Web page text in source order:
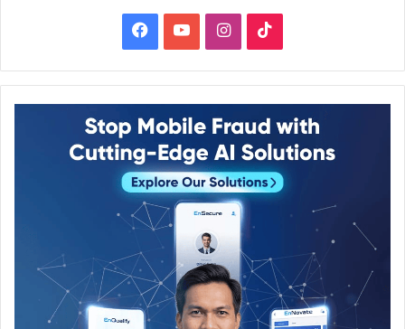
Facebook
YouTubeInstagram